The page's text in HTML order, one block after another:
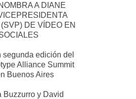
A DIANE
DE VÍDEO EN
segunda edición del
Alliance Summit
Buenos Aires
Buzzurro y David